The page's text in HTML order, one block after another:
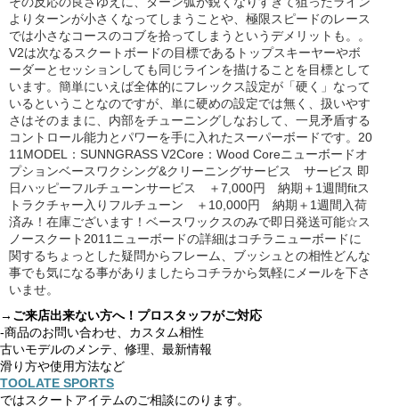
よりターンが小さくなってしまうことや、極限スピードのレース
では小さなコースのコブを拾ってしまうというデメリットも。。
V2は次なるスクートボードの目標であるトップスキーヤーやボ
ーダーとセッションしても同じラインを描けることを目標として
います。簡単にいえば全体的にフレックス設定が「硬く」なって
いるということなのですが、単に硬めの設定では無く、扱いやす
さはそのままに、内部をチューニングしなおして、一見矛盾する
コントロール能力とパワーを手に入れたスーパーボードです。20
11MODEL：SUNNGRASS V2Core：Wood Coreニューボードオ
プションベースワクシング&クリーニングサービス サービス 即
日ハッピーフルチューンサービス ＋7,000円 納期＋1週間fitス
トラクチャー入りフルチューン ＋10,000円 納期＋1週間入荷
済み！在庫ございます！ベースワックスのみで即日発送可能☆ス
ノースクート2011ニューボードの詳細はコチラニューボードに
関するちょっとした疑問からフレーム、ブッシュとの相性どんな
事でも気になる事がありましたらコチラから気軽にメールを下さ
いませ。
→ご来店出来ない方へ！プロスタッフがご対応
-商品のお問い合わせ、カスタム相性
古いモデルのメンテ、修理、最新情報
滑り方や使用方法など
TOOLATE SPORTS
ではスクートアイテムのご相談にのります。